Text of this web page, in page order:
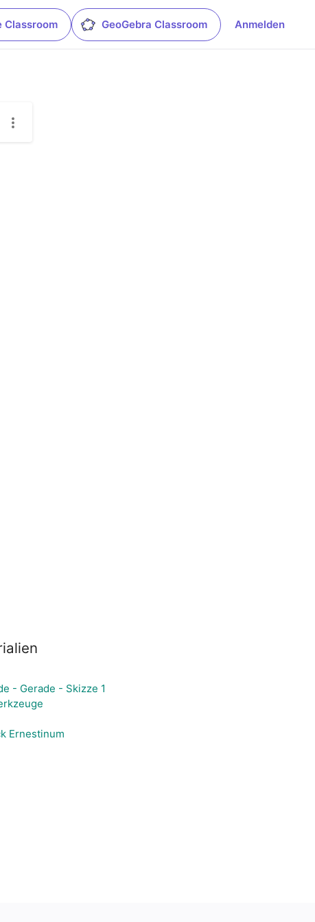
Classroom GeoGebra Classroom Anmelden
- Gerade - Skizze 1
Ernestinum